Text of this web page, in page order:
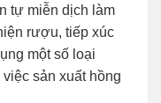
tự miễn dịch làm
rượu, tiếp xúc
một số loại
sản xuất hồng